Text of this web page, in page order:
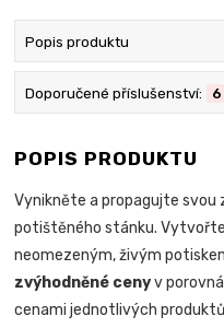
Popis produktu
Doporučené příslušenství: 6
POPIS PRODUKTU
Vynikněte a propagujte svou
potištěného stánku.
neomezeným, živým
zvýhodněné cenyv
cenami jednotlivých